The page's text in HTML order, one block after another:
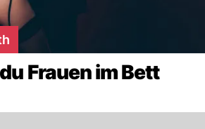
Frauen im Bett